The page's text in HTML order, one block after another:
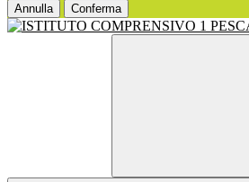
Annulla Conferma